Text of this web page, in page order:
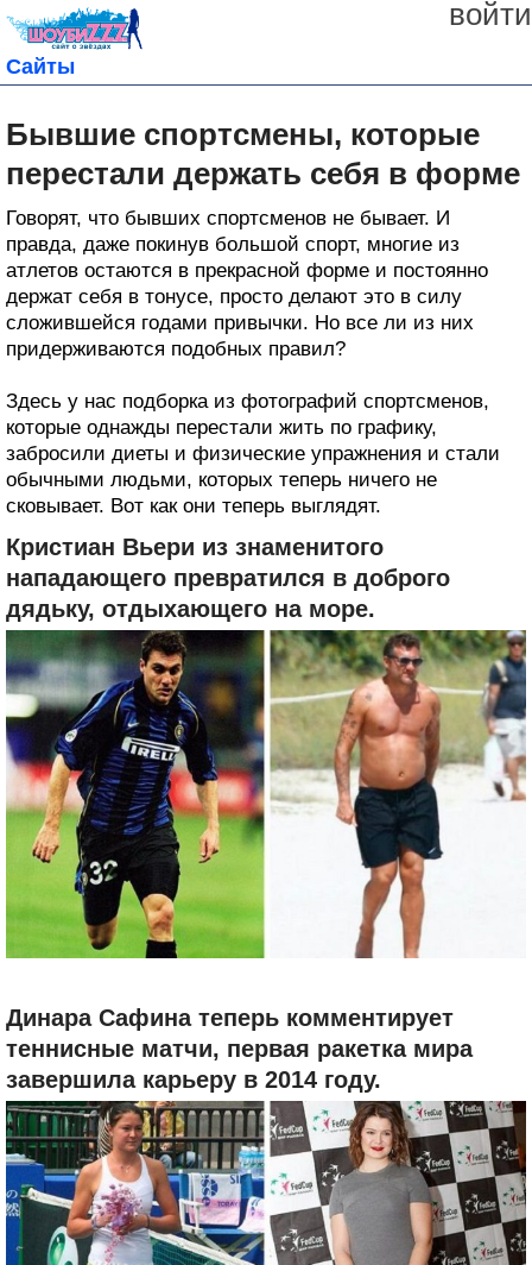
войти
Сайты
Бывшие спортсмены, которые
перестали держать себя в форме
Говорят, что бывших спортсменов не бывает. И
правда, даже покинув большой спорт, многие из
атлетов остаются в прекрасной форме и постоянно
держат себя в тонусе, просто делают это в силу
сложившейся годами привычки. Но все ли из них
придерживаются подобных правил?
Здесь у нас подборка из фотографий спортсменов,
которые однажды перестали жить по графику,
забросили диеты и физические упражнения и стали
обычными людьми, которых теперь ничего не
сковывает. Вот как они теперь выглядят.
Кристиан Вьери из знаменитого
нападающего превратился в доброго
дядьку, отдыхающего на море.
Динара Сафина теперь комментирует
теннисные матчи, первая ракетка мира
завершила карьеру в 2014 году.